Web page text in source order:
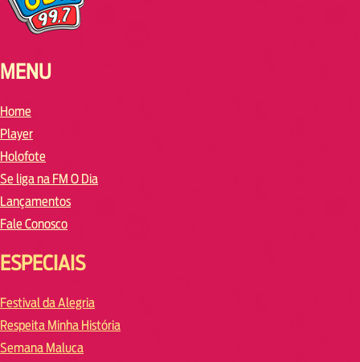
MENU
Home
Player
Holofote
Se liga na FM O Dia
Lançamentos
Fale Conosco
ESPECIAIS
Festival da Alegria
Respeita Minha História
Semana Maluca